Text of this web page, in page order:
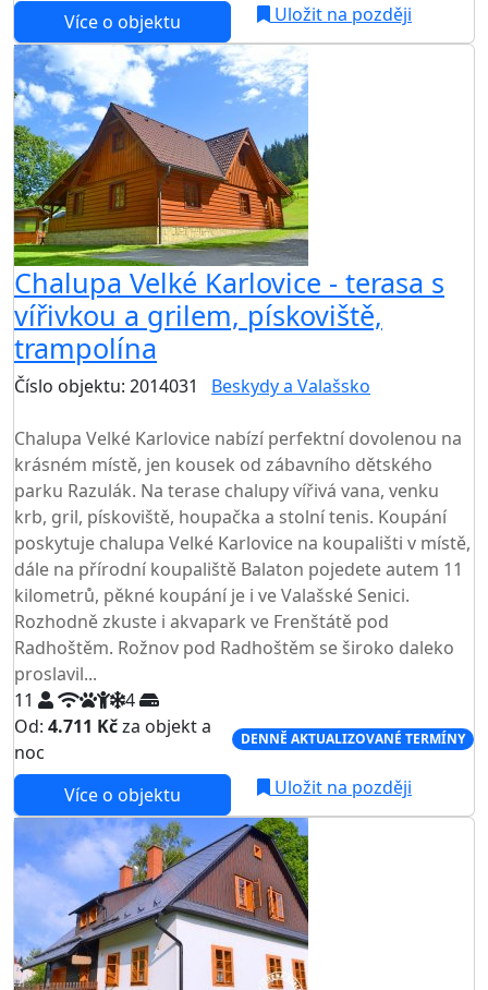
Více o objektu Uložit na později
Chalupa Velké Karlovice - terasa s
vířivkou a grilem, pískoviště,
trampolína
Číslo objektu: 2014031 Beskydy a Valašsko
Chalupa Velké Karlovice nabízí perfektní dovolenou na
krásném místě, jen kousek od zábavního dětského
parku Razulák. Na terase chalupy vířivá vana, venku
krb, gril, pískoviště, houpačka a stolní tenis. Koupání
poskytuje chalupa Velké Karlovice na koupališti v místě,
dále na přírodní koupaliště Balaton pojedete autem 11
kilometrů, pěkné koupání je i ve Valašské Senici.
Rozhodně zkuste i akvapark ve Frenštátě pod
Radhoštěm. Rožnov pod Radhoštěm se široko daleko
proslavil...
11
4
Od: 4.711 Kčza objekt a
noc
DENNĚ AKTUALIZOVANÉ TERMÍNY
Více o objektu Uložit na později